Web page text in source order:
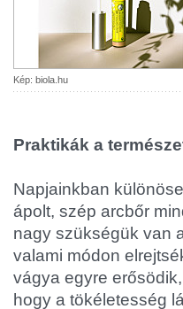
Kép: biola.hu
Praktikák a
Napjainkban
ápolt, szép arcbőr
nagy szükségük van
valami módon
vágya egyre
hogy a tökéletesség